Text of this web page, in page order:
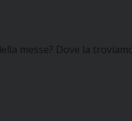
messe? Dove la